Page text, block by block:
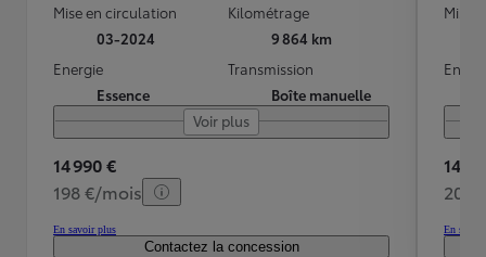
Mise en circulation
03-2024
Kilométrage
9 864 km
Energie
Essence
Transmission
Boîte manuelle
Voir plus
14 990 €
198 €/mois
En savoir plus
Contactez la concession
Mise
14
202
En